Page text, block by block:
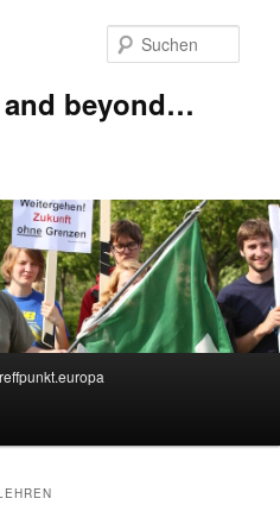
and beyond…